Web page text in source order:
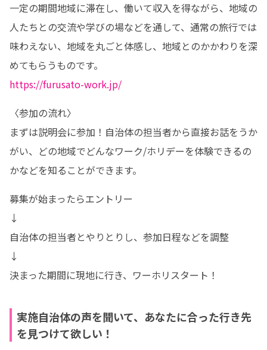
一定の期間地域に滞在し、働いて収入を得ながら、地域の
人たちとの交流や学びの場などを通して、通常の旅行では
味わえない、地域を丸ごと体感し、地域とのかかわりを深
https://furusato-work.jp/
〈参加の流れ〉
まずは説明会に参加！自治体の担当者から直接お話をうか
がい、どの地域でどんなワーク/ホリデーを体験できるの
かなどを知ることができます。
募集が始まったらエントリー
↓
自治体の担当者とやりとりし、参加日程などを調整
↓
決まった期間に現地に行き、ワーホリスタート！
実施自治体の声を聞いて、あなたに合った行き先
を見つけて欲しい！